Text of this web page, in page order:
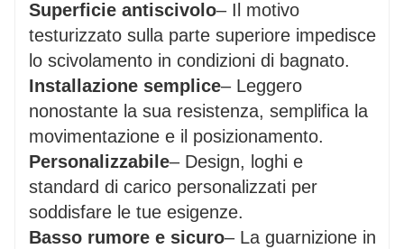
Superficie antiscivolo– Il motivo
testurizzato sulla parte superiore impedisce
lo scivolamento in condizioni di bagnato.
Installazione semplice– Leggero
nonostante la sua resistenza, semplifica la
movimentazione e il posizionamento.
Personalizzabile– Design, loghi e
standard di carico personalizzati per
soddisfare le tue esigenze.
Basso rumore e sicuro– La guarnizione in